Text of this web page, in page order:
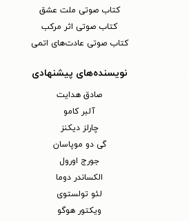
کتاب صوتی ملت عشق
کتاب صوتی اثر مرکب
کتاب صوتی عادت‌های اتمی
نویسنده‌های پیشنهادی
صادق هدایت
آلبر کامو
چارلز دیکنز
گی دو موپاسان
جورج اورول
الکساندر دوما
لئو تولستوی
ویکتور هوگو